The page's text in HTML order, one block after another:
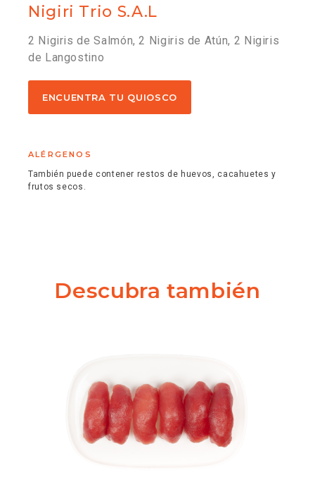
Nigiri Trio S.A.L
2 Nigiris de Salmón, 2 Nigiris de Atún, 2 Nigiris
de Langostino
ENCUENTRA TU QUIOSCO
ALÉRGENOS
También puede contener restos de huevos, cacahuetes y
frutos secos.
Descubra también